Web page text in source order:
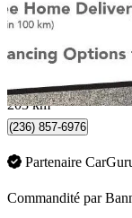
39 996 $
702 $/mois env.
Chilliwack, BC
203 km
(236) 857-6976
Partenaire
Commandité par